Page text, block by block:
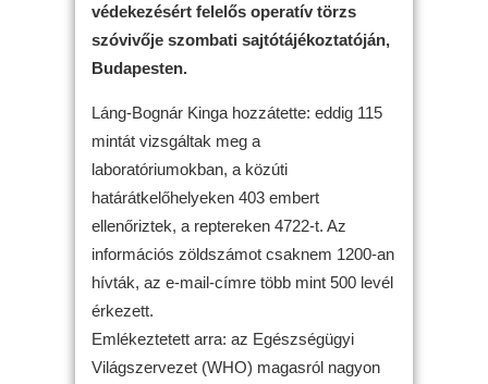
védekezésért felelős operatív törzs
szóvivője szombati sajtótájékoztatóján,
Budapesten.
Láng-Bognár Kinga hozzátette: eddig 115
mintát vizsgáltak meg a
laboratóriumokban, a közúti
határátkelőhelyeken 403 embert
ellenőriztek, a reptereken 4722-t. Az
információs zöldszámot csaknem 1200-an
hívták, az e-mail-címre több mint 500 levél
érkezett.
Emlékeztetett arra: az Egészségügyi
Világszervezet (WHO) magasról nagyon